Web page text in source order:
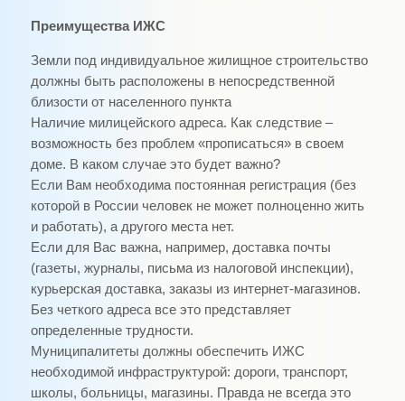
Преимущества ИЖС
Земли под индивидуальное жилищное строительство
должны быть расположены в непосредственной
близости от населенного пункта
Наличие милицейского адреса. Как следствие –
возможность без проблем «прописаться» в своем
доме. В каком случае это будет важно?
Если Вам необходима постоянная регистрация (без
которой в России человек не может полноценно жить
и работать), а другого места нет.
Если для Вас важна, например, доставка почты
(газеты, журналы, письма из налоговой инспекции),
курьерская доставка, заказы из интернет-магазинов.
Без четкого адреса все это представляет
определенные трудности.
Муниципалитеты должны обеспечить ИЖС
необходимой инфраструктурой: дороги, транспорт,
школы, больницы, магазины. Правда не всегда это